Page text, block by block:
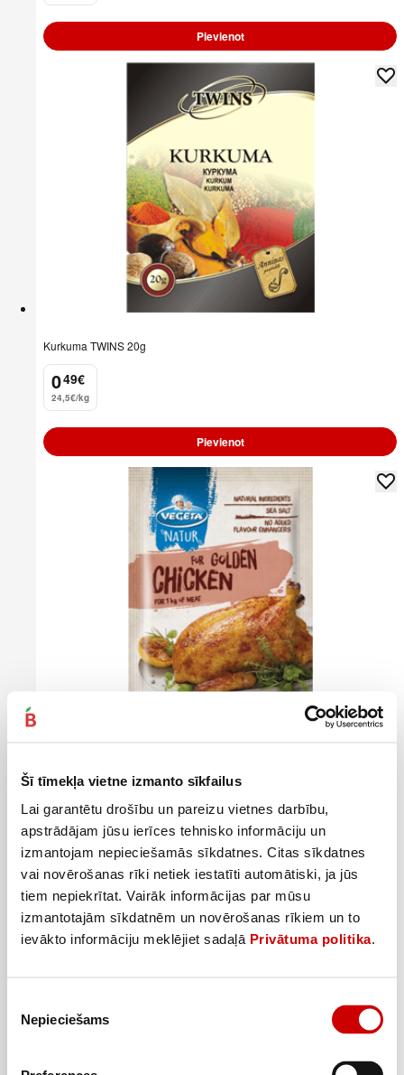
Šī tīmekļa vietne izmanto sīkfailus
Lai garantētu drošību un pareizu vietnes darbību,
apstrādājam jūsu ierīces tehnisko informāciju un
izmantojam nepieciešamās sīkdatnes. Citas sīkdatnes
vai novērošanas rīki netiek iestatīti automātiski, ja jūs
tiem nepiekrītat. Vairāk informācijas par mūsu
izmantotajām sīkdatnēm un novērošanas rīkiem un to
ievākto informāciju meklējiet sadaļā Privātuma politika.
izvēle
Nepieciešams
Pievienot
Kurkuma TWINS 20g
0
. 49€
24,5€/kg
Pievienot
0
. 79€
39,5€/kg
Pievienot